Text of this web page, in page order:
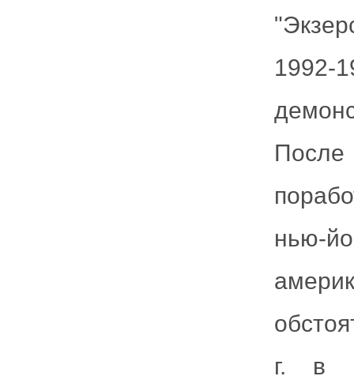
После
нью-
г. в